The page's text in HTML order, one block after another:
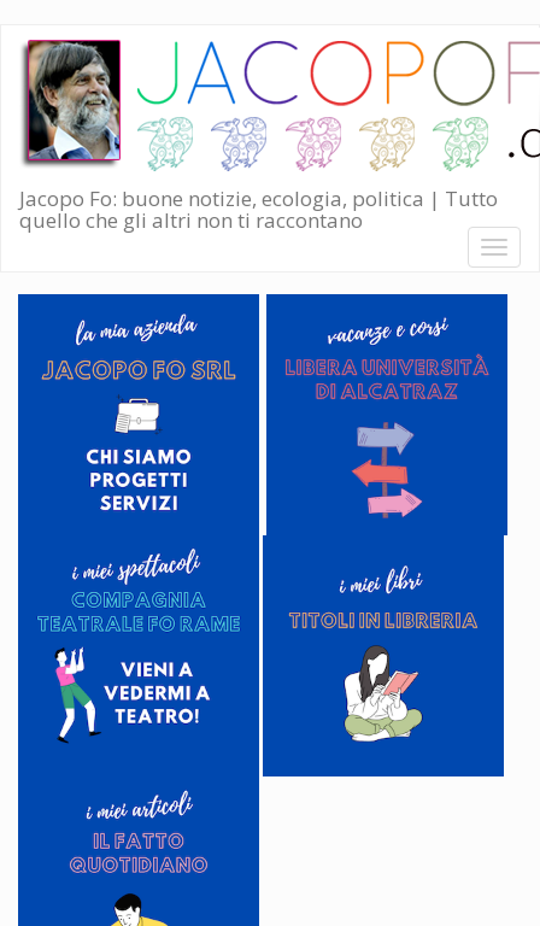
Salta
contenuto
principale
Jacopo Fo: buone notizie, ecologia, politica | Tutto
quello che gli altri non ti raccontano
Toggle